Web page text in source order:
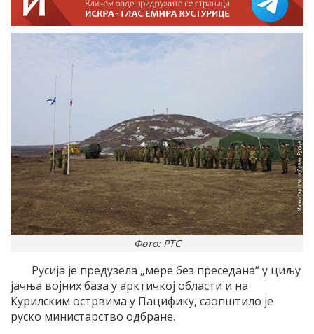
Фото: РТС
Русија је предузела „мере без преседана“ у циљу
јачња војних база у арктичкој области и на
Курилским острвима у Пацифику, саопштило је
руско министарство одбране.